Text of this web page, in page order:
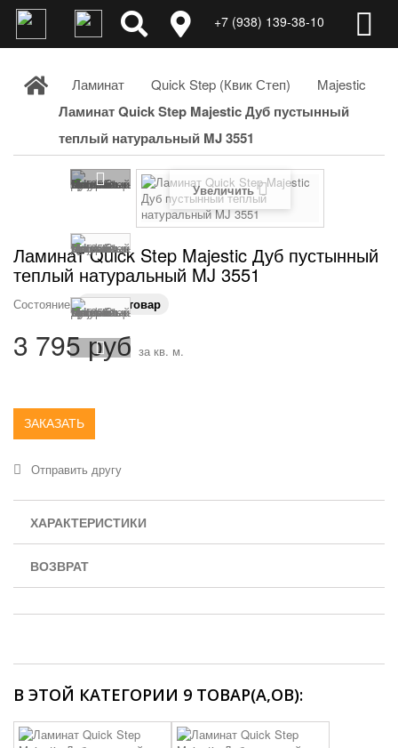
+7 (938) 139-38-10
Ламинат Quick Step (Квик Степ) Majestic
Ламинат Quick Step Majestic Дуб пустынный
теплый натуральный MJ 3551
Увеличить
Ламинат Quick Step Majestic Дуб пустынный
теплый натуральный MJ 3551
Состояние: Новый товар
3 795 руб за кв. м.
ЗАКАЗАТЬ
Отправить другу
ХАРАКТЕРИСТИКИ
ВОЗВРАТ
В ЭТОЙ КАТЕГОРИИ 9 ТОВАР(А,ОВ):